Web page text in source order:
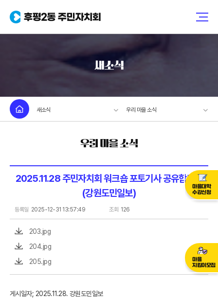
마을대학
수강신청
마을
지킴이모집
새소식
새소식 우리 마을 소식
우리 마을 소식
2025.11.28 주민자치회 워크숍 포토기사 공유합니다
(강원도민일보)
등록일 2025-12-31 13:57:49 조회 126
203.jpg
204.jpg
205.jpg
게시일자; 2025.11.28. 강원도민일보